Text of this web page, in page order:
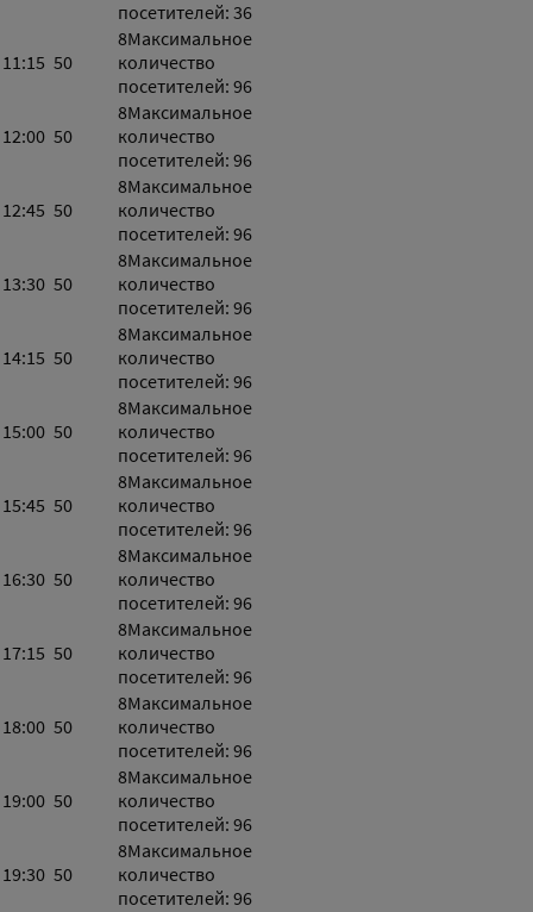
посетителей: 36
11:15 50
8Максимальное
количество
посетителей: 96
12:00 50
8Максимальное
количество
посетителей: 96
12:45 50
8Максимальное
количество
посетителей: 96
13:30 50
8Максимальное
количество
посетителей: 96
14:15 50
8Максимальное
количество
посетителей: 96
15:00 50
8Максимальное
количество
посетителей: 96
15:45 50
8Максимальное
количество
посетителей: 96
16:30 50
8Максимальное
количество
посетителей: 96
17:15 50
8Максимальное
количество
посетителей: 96
18:00 50
8Максимальное
количество
посетителей: 96
19:00 50
8Максимальное
количество
посетителей: 96
19:30 50
8Максимальное
количество
посетителей: 96